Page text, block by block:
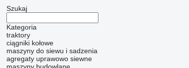
Szukaj
Kategoria
traktory
ciągniki kołowe
maszyny do siewu i sadzenia
agregaty uprawowo siewne